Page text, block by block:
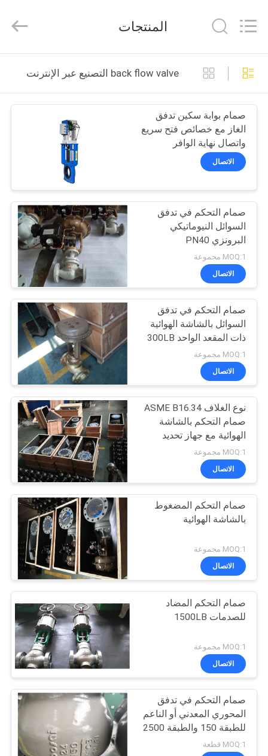
المنزل
المنتجات
حولنا
في
المصنع
مراقبة
الجودة
اتصل
أخبار
اطلب
اقتباس
خريطة
الموقع
PRIVACY
POLICY
group.
المنتجات
back flow valve التصنيع عبر الإنترنت
صمام بوابة سكين تدفق
الغاز مع خصائص فتح سريع
واتصال نهاية الوافر
الاتصال
صمام التحكم في تدفق
السوائل النيوماتيكي
البرونزي PN40
MOQ:1 مجموعة
الاتصال
صمام التحكم في تدفق
السوائل بالشاشة الهوائية
ذات المقعد الواحد 300LB
MOQ:1 مجموعة
الاتصال
نوع الغلاف ASME B16.34
صمام التحكم بالشاشة
الهوائية مع جهاز تحديد
الموقع
MOQ:1 مجموعة
الاتصال
صمام التحكم المضغوط
بالشاشة الهوائية
MOQ:1 مجموعة
الاتصال
صمام التحكم المضاد
للصدمات 1500LB
MOQ:1 مجموعة
الاتصال
صمام التحكم في تدفق
المحوري المعدني أو الناعم
للطبقة 150 والطبقة 2500
MOQ:1 قطعة